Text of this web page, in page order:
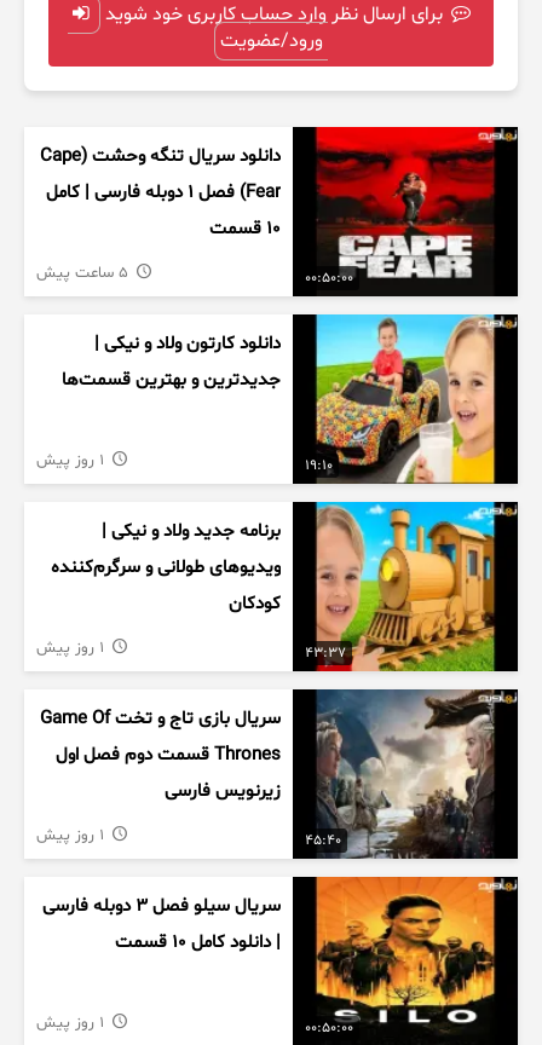
برای ارسال نظر وارد حساب کاربری خود شوید
ورود/عضویت
00:50:00
دانلود سریال تنگه وحشت (Cape
Fear) فصل ۱ دوبله فارسی | کامل
۱۰ قسمت
19:10
دانلود کارتون ولاد و نیکی |
جدیدترین و بهترین قسمت‌ها
43:37
برنامه جدید ولاد و نیکی |
ویدیوهای طولانی و سرگرم‌کننده
کودکان
45:40
سریال بازی تاج و تخت Game Of
Thrones قسمت دوم فصل اول
زیرنویس فارسی
00:50:00
سریال سیلو فصل ۳ دوبله فارسی
| دانلود کامل ۱۰ قسمت